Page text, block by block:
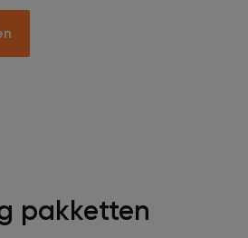
pakketten